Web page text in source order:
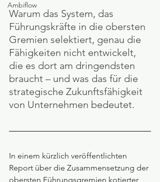
Ambiflow
Warum das System, das
Führungskräfte in die obersten
Gremien selektiert, genau die
Fähigkeiten nicht entwickelt,
die es dort am dringendsten
braucht – und was das für die
strategische Zukunftsfähigkeit
von Unternehmen bedeutet.
In einem kürzlich veröffentlichten
Report über die Zusammensetzung der
obersten Führungsgremien kotierter